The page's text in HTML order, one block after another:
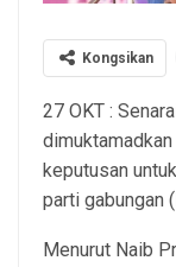
Kongsikan
27 OKT :
keputusan
parti gabungan
Menurut Naib